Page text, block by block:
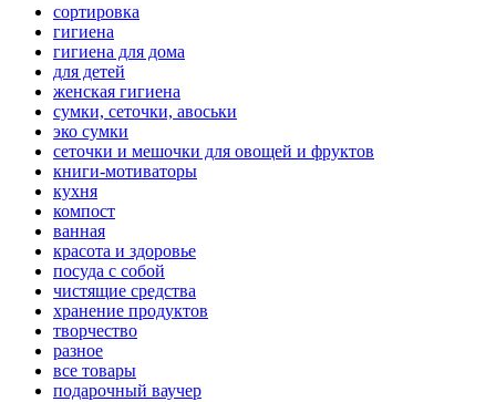
сортировка
гигиена
гигиена для дома
для детей
женская гигиена
сумки, сеточки, авоськи
эко сумки
сеточки и мешочки для овощей и фруктов
книги-мотиваторы
кухня
компост
ванная
красота и здоровье
посуда с собой
чистящие средства
хранение продуктов
творчество
разное
все товары
подарочный ваучер